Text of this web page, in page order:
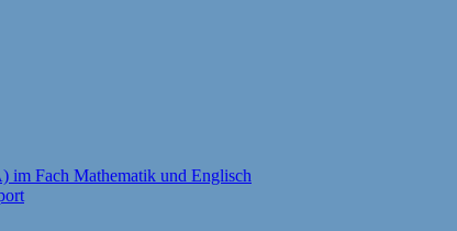
im Fach Mathematik und Englisch